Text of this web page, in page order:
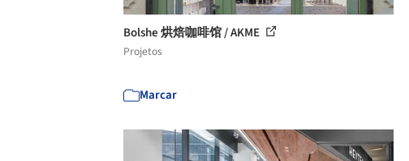
Bolshe 烘焙咖啡馆 / AKME
Projetos
Marcar